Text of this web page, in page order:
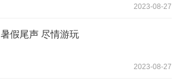
2023-08-27
暑假尾声 尽情游玩
2023-08-27